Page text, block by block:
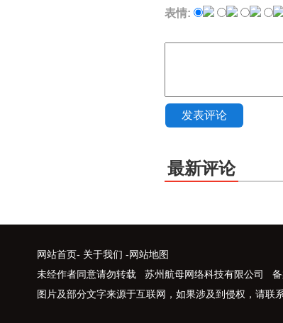
表情:
发表评论
最新评论
网站首页- 关于我们 -网站地图
未经作者同意请勿转载 苏州航母网络科技有限公司 备
图片及部分文字来源于互联网，如果涉及到侵权，请联